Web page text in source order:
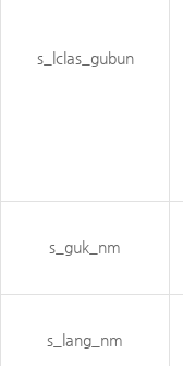
s_lclas_gubun
s_guk_nm
s_lang_nm